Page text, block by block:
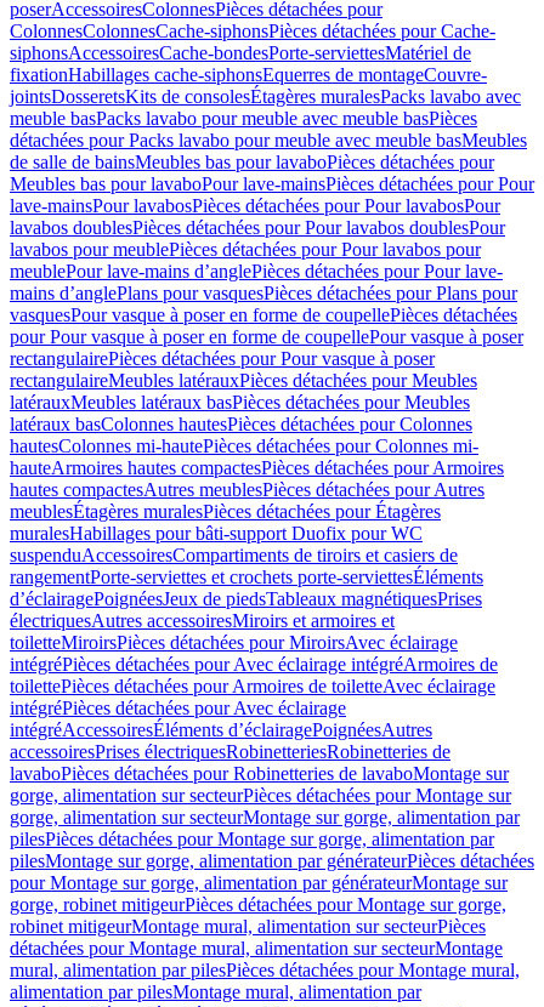
poserAccessoiresColonnesPièces détachées pour
ColonnesColonnesCache-siphonsPièces détachées pour Cache-
siphonsAccessoiresCache-bondesPorte-serviettesMatériel de
fixationHabillages cache-siphonsEquerres de montageCouvre-
jointsDosseretsKits de consolesÉtagères muralesPacks lavabo avec
meuble basPacks lavabo pour meuble avec meuble basPièces
détachées pour Packs lavabo pour meuble avec meuble basMeubles
de salle de bainsMeubles bas pour lavaboPièces détachées pour
Meubles bas pour lavaboPour lave-mainsPièces détachées pour Pour
lave-mainsPour lavabosPièces détachées pour Pour lavabosPour
lavabos doublesPièces détachées pour Pour lavabos doublesPour
lavabos pour meublePièces détachées pour Pour lavabos pour
meublePour lave-mains d’anglePièces détachées pour Pour lave-
mains d’anglePlans pour vasquesPièces détachées pour Plans pour
vasquesPour vasque à poser en forme de coupellePièces détachées
pour Pour vasque à poser en forme de coupellePour vasque à poser
rectangulairePièces détachées pour Pour vasque à poser
rectangulaireMeubles latérauxPièces détachées pour Meubles
latérauxMeubles latéraux basPièces détachées pour Meubles
latéraux basColonnes hautesPièces détachées pour Colonnes
hautesColonnes mi-hautePièces détachées pour Colonnes mi-
hauteArmoires hautes compactesPièces détachées pour Armoires
hautes compactesAutres meublesPièces détachées pour Autres
meublesÉtagères muralesPièces détachées pour Étagères
muralesHabillages pour bâti-support Duofix pour WC
suspenduAccessoiresCompartiments de tiroirs et casiers de
rangementPorte-serviettes et crochets porte-serviettesÉléments
d’éclairagePoignéesJeux de piedsTableaux magnétiquesPrises
électriquesAutres accessoiresMiroirs et armoires et
toiletteMiroirsPièces détachées pour MiroirsAvec éclairage
intégréPièces détachées pour Avec éclairage intégréArmoires de
toilettePièces détachées pour Armoires de toiletteAvec éclairage
intégréPièces détachées pour Avec éclairage
intégréAccessoiresÉléments d’éclairagePoignéesAutres
accessoiresPrises électriquesRobinetteriesRobinetteries de
lavaboPièces détachées pour Robinetteries de lavaboMontage sur
gorge, alimentation sur secteurPièces détachées pour Montage sur
gorge, alimentation sur secteurMontage sur gorge, alimentation par
pilesPièces détachées pour Montage sur gorge, alimentation par
pilesMontage sur gorge, alimentation par générateurPièces détachées
pour Montage sur gorge, alimentation par générateurMontage sur
gorge, robinet mitigeurPièces détachées pour Montage sur gorge,
robinet mitigeurMontage mural, alimentation sur secteurPièces
détachées pour Montage mural, alimentation sur secteurMontage
mural, alimentation par pilesPièces détachées pour Montage mural,
alimentation par pilesMontage mural, alimentation par